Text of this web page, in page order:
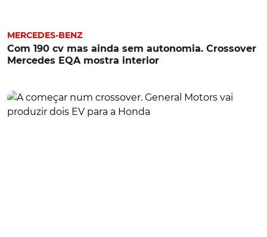
MERCEDES-BENZ
Com 190 cv mas ainda sem autonomia. Crossover
Mercedes EQA mostra interior